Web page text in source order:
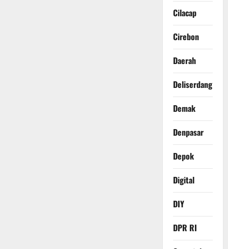
Cilacap
Cirebon
Daerah
Deliserdang
Demak
Denpasar
Depok
Digital
DIY
DPR RI